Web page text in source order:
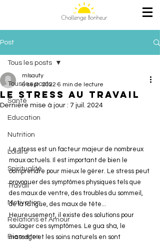
Post
Tous les posts
Santé
Education
Nutrition
Loisirs
Spiritualité
Travail
Motivation
Relations et Amour
Bien-être
Tous les posts
Le stress au travail
mlsauty
6 sept. 2022 6 min de lecture
Dernière mise à jour : 7 juil. 2024
Le stress est un facteur majeur de nombreux
maux actuels. Il est important de bien le
comprendre pour mieux le gérer. Le stress peut
provoquer des symptômes physiques tels que
des maux de ventre, des troubles du sommeil,
de la fatigue, des maux de tête...
Heureusement, il existe des solutions pour
soulager ces symptômes. Le gua sha, le
massage et les soins naturels en sont